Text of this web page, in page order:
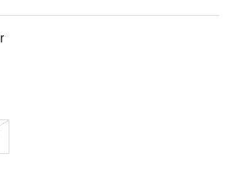
Preis